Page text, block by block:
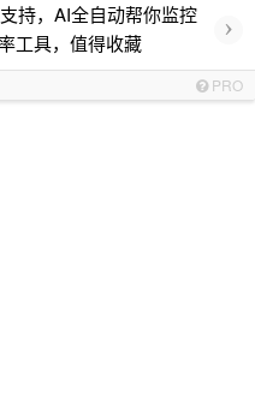
持，AI全自动帮你监控
工具，值得收藏
›
PRO